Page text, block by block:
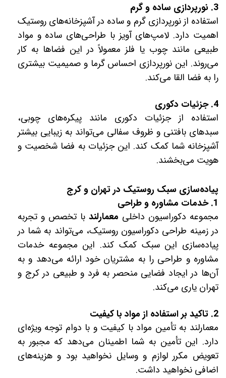
3. نورپردازی ساده و گرم
استفاده از نورپردازی گرم و ساده در آشپزخانه‌های روستیک
اهمیت دارد. لامپ‌های آویز با طراحی‌های ساده و مواد
طبیعی مانند چوب یا فلز معمولاً در این فضاها به کار
می‌روند. این نورپردازی احساس گرما و صمیمیت بیشتری
را به فضا القا می‌کند.
4. جزئیات دکوری
استفاده از جزئیات دکوری مانند پیکره‌های چوبی،
سبدهای بافتنی و ظروف سفالی می‌تواند به زیبایی بیشتر
آشپزخانه شما کمک کند. این جزئیات به فضا شخصیت و
هویت می‌بخشند.
پیاده‌سازی سبک روستیک در تهران و کرج
1. خدمات مشاوره و طراحی
مجموعه دکوراسیون داخلی معمارلند با تخصص و تجربه
در زمینه طراحی دکوراسیون روستیک، می‌تواند به شما در
پیاده‌سازی این سبک کمک کند. این مجموعه خدمات
مشاوره و طراحی را به مشتریان خود ارائه می‌دهد و به
آن‌ها در ایجاد فضایی منحصر به فرد و طبیعی در کرج و
تهران یاری می‌کند.
2. تاکید بر استفاده از مواد با کیفیت
معمارلند به تأمین مواد با کیفیت و با دوام توجه ویژه‌ای
دارد. این تأمین به شما اطمینان می‌دهد که مجبور به
تعویض مکرر لوازم و وسایل نخواهید بود و هزینه‌های
اضافی نخواهید داشت.